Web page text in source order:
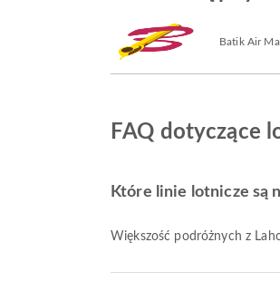
Batik Air
FAQ dotyczące
Które linie lotnicze są
Większość podróżnych z